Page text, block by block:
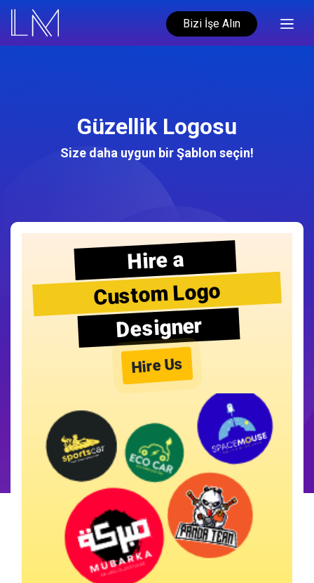
Bizi İşe Alın
Güzellik Logosu
Size daha uygun bir Şablon seçin!
Hire a
Custom Logo
Designer
Hire Us